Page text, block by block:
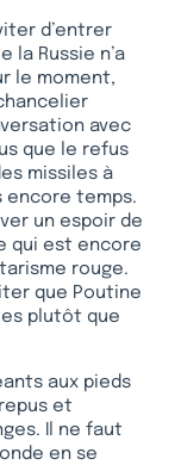
d’entrer
Russie n’a
le moment,
avec
que le refus
missiles à
encore temps.
un espoir de
qui est encore
rouge.
que Poutine
plutôt que
aux pieds
et
Il ne faut
en se